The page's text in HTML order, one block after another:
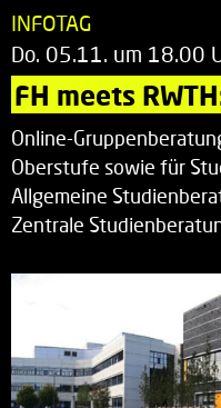
INFOTAG
Do. 05.11. um 18.00
FH meets
Online-
Oberstufe sowie für
Allgemeine
Zentrale